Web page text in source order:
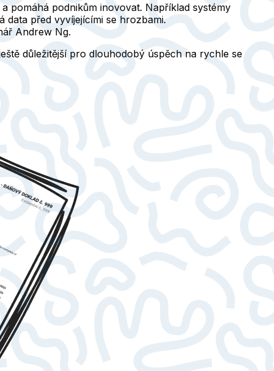
pomáhá podnikům inovovat. Například systémy
před vyvíjejícími se hrozbami.
Andrew Ng.
důležitější pro dlouhodobý úspěch na rychle se